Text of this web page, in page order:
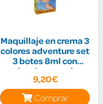
Maquillaje en crema 3
colores adventure set
3 botes 8ml con
pincel y esponja
9,20€
Comprar